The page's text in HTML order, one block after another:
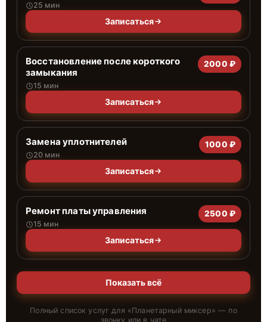
25 мин
Записаться
Восстановление после короткого
замыкания
15 мин
2000 ₽
Записаться
Замена уплотнителей
20 мин
1000 ₽
Записаться
Ремонт платы управления
15 мин
2500 ₽
Записаться
Показать всё
Полный список услуг для «Планетарный миксер» — по
звонку или в чате